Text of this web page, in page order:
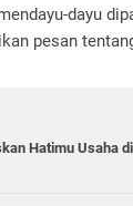
dayu
pesan
Hatimu Usaha